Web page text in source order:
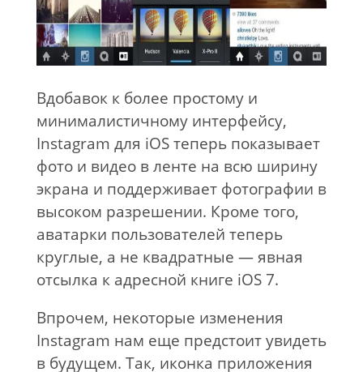
Вдобавок к более простому и
минималистичному интерфейсу,
Instagram для iOS теперь показывает
фото и видео в ленте на всю ширину
экрана и поддерживает фотографии в
высоком разрешении. Кроме того,
аватарки пользователей теперь
круглые, а не квадратные — явная
отсылка к адресной книге iOS 7.
Впрочем, некоторые изменения
Instagram нам еще предстоит увидеть
в будущем. Так, иконка приложения